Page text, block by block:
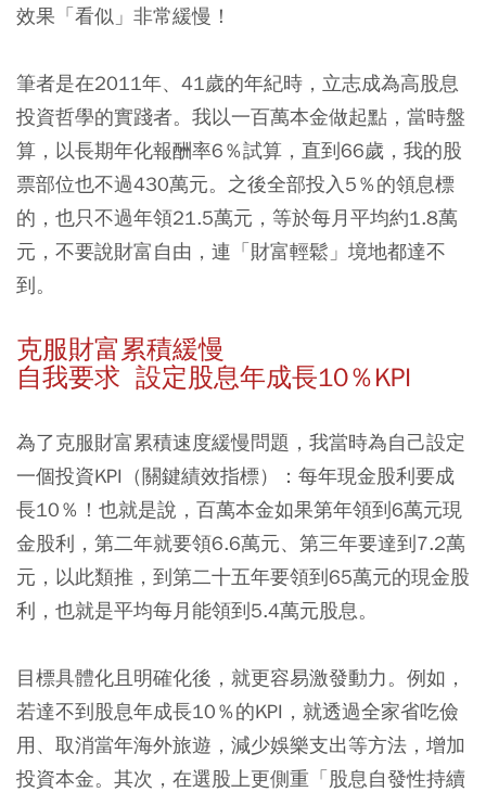
效果「看似」非常緩慢！
筆者是在2011年、41歲的年紀時，立志成為高股息
投資哲學的實踐者。我以一百萬本金做起點，當時盤
算，以長期年化報酬率6％試算，直到66歲，我的股
票部位也不過430萬元。之後全部投入5％的領息標
的，也只不過年領21.5萬元，等於每月平均約1.8萬
元，不要說財富自由，連「財富輕鬆」境地都達不
到。
克服財富累積緩慢
自我要求 設定股息年成長10％KPI
為了克服財富累積速度緩慢問題，我當時為自己設定
一個投資KPI（關鍵績效指標）：每年現金股利要成
長10％！也就是說，百萬本金如果第年領到6萬元現
金股利，第二年就要領6.6萬元、第三年要達到7.2萬
元，以此類推，到第二十五年要領到65萬元的現金股
利，也就是平均每月能領到5.4萬元股息。
目標具體化且明確化後，就更容易激發動力。例如，
若達不到股息年成長10％的KPI，就透過全家省吃儉
用、取消當年海外旅遊，減少娛樂支出等方法，增加
投資本金。其次，在選股上更側重「股息自發性持續